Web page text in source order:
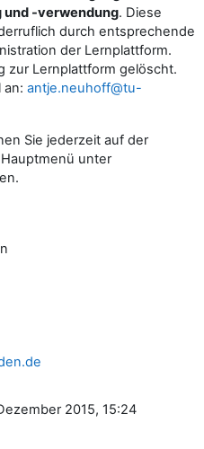
und -verwendung. Diese
durch entsprechende
der Lernplattform.
zur Lernplattform gelöscht.
an: antje.neuhoff@tu-
Sie jederzeit auf der
unter
2015, 15:24